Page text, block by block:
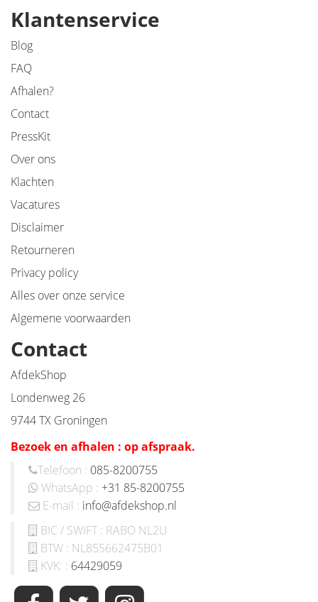
Klantenservice
Blog
FAQ
Afhalen?
Contact
PressKit
Over ons
Klachten
Vacatures
Disclaimer
Retourneren
Privacy policy
Alles over onze service
Algemene voorwaarden
Contact
AfdekShop
Londenweg 26
9744 TX Groningen
Bezoek en afhalen : op afspraak.
Telefoon : 085-8200755
WhatsApp : +31 85-8200755
E-mail : info@afdekshop.nl
BIC / SWIFT : RABO NL2U
BTW : NL855662475B01
KVK: : 64429059